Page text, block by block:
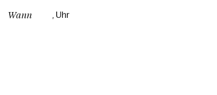
Personen
Wann , Uhr